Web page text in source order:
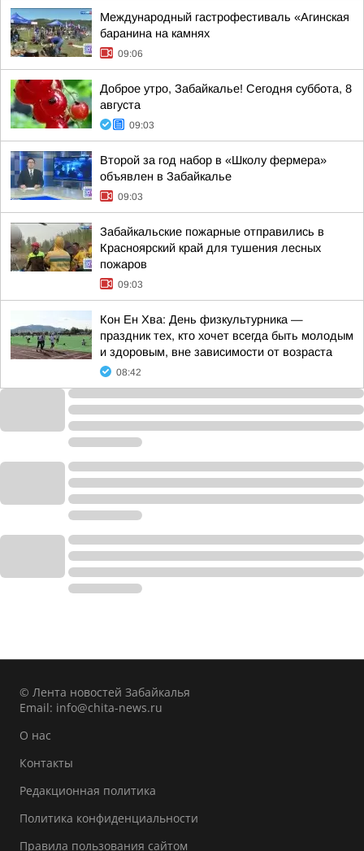
Международный гастрофестиваль «Агинская
баранина на камнях
09:06
Доброе утро, Забайкалье! Сегодня суббота, 8
августа
09:03
Второй за год набор в «Школу фермера»
объявлен в Забайкалье
09:03
Забайкальские пожарные отправились в
Красноярский край для тушения лесных
пожаров
09:03
Кон Ен Хва: День физкультурника —
праздник тех, кто хочет всегда быть молодым
и здоровым, вне зависимости от возраста
08:42
© Лента новостей Забайкалья
Email: info@chita-news.ru
О нас
Контакты
Редакционная политика
Политика конфиденциальности
Правила пользования сайтом